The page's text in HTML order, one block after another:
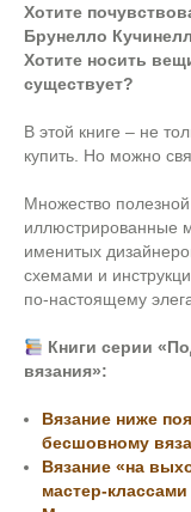
Хотите
Брунелло
Хотите носить
существует?
В этой книге – не
купить. Но можно
Множество
иллюстрированные
именитых
схемами и
по-настоящему
Книги серии
вязания»:
Вязание ниже
бесшовному
Вязание «на
мастер-